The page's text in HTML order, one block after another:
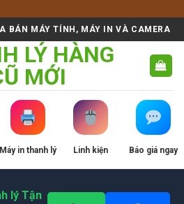
BÁN MÁY TÍNH, MÁY IN VÀ CAMERA
LÝ HÀNG
MỚI
Máy in thanh lý Linh kiện Báo giá ngay
lý Tận